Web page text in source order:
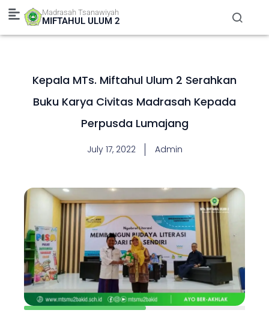
Skip
content
Madrasah Tsanawiyah
MIFTAHUL ULUM 2
Kepala MTs. Miftahul Ulum 2 Serahkan
Buku Karya Civitas Madrasah Kepada
Perpusda Lumajang
July 17, 2022 Admin